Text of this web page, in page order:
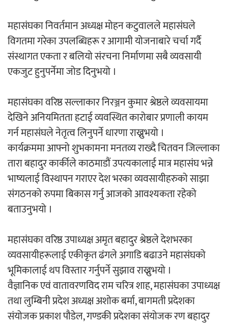
महासंघका निवर्तमान अध्यक्ष मोहन कटुवालले महासंघले
विगतमा गरेका उपलब्धिहरू र आगामी योजनाबारे चर्चा गर्दै
संस्थागत एकता र बलियो संरचना निर्माणमा सबै व्यवसायी
एकजुट हुनुपर्नेमा जोड दिनुभयो ।
महासंघका वरिष्ठ सल्लाकार निरञ्जन कुमार श्रेष्ठले व्यवसायमा
देखिने अनियमितता हटाई व्यवस्थित कारोबार प्रणाली कायम
गर्न महासंघले नेतृत्व लिनुपर्ने धारणा राख्नुभयो ।
कार्यक्रममा आफ्नो शुभकामना मनतव्य राख्दै चितवन जिल्लाका
तारा बहादुर कार्कीले काठमाडौं उपत्यकालाई मात्र महासंघ भन्ने
भाष्यलाई विस्थापन गराएर देश भरका व्यवसायीहरुको साझा
संगठनको रुपमा बिकास गर्नु आजको आवश्यकता रहेको
बताउनुभयो ।
महासंघका वरिष्ठ उपाध्यक्ष अमृत बहादुर श्रेष्ठले देशभरका
व्यवसायीहरूलाई एकीकृत ढंगले अगाडि बढाउने महासंघको
भूमिकालाई थप विस्तार गर्नुपर्ने सुझाव राख्नुभयो ।
वैज्ञानिक एवं वातावरणविद राम चरित्र शाह, महासंघका उपाध्यक्ष
तथा लुम्बिनी प्रदेश अध्यक्ष अशोक बर्मा, बागमती प्रदेशका
संयोजक प्रकाश पौडेल, गण्डकी प्रदेशका संयोजक रण बहादुर